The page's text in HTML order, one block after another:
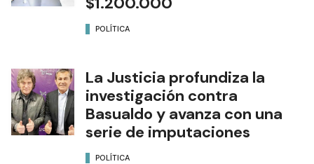
POLÍTICA
La Justicia profundiza la
investigación contra
Basualdo y avanza con una
serie de imputaciones
POLÍTICA